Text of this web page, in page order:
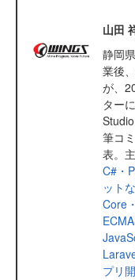
山田
静岡
業後
が、
ター
筆コ
表。
C#・
ットな
Core
プリ